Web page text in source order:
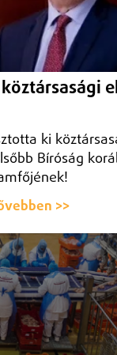
a Master
ki
Bíróság
>>